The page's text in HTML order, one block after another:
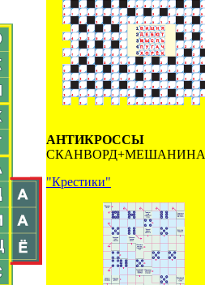
АНТИКРОССЫ
СКАНВОРД+МЕШАНИНА
"Крестики"